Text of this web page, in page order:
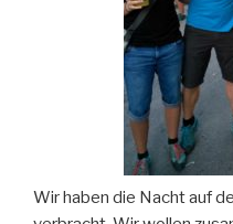
Wir haben die Nacht auf